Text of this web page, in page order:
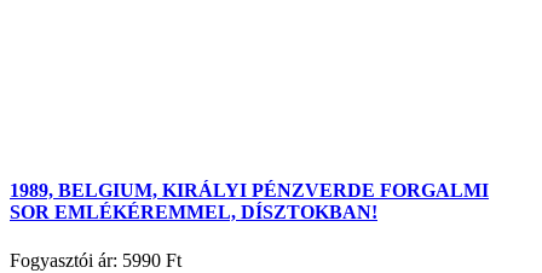
1989, BELGIUM, KIRÁLYI PÉNZVERDE FORGALMI
SOR EMLÉKÉREMMEL, DÍSZTOKBAN!
Fogyasztói ár: 5990 Ft